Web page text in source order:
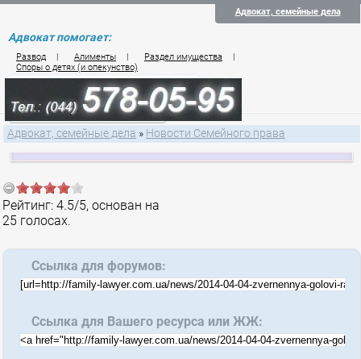
Адвокат, семейные дела
Адвокат помогает:
Развод | Алименты | Раздел имущества
|
Споры о детях (и опекунство)
Цены на услуги по семейному праву
Контакты семейного юриста
Адвокат, семейные дела » Новости Семейного права
Рейтинг: 4.5/5, основан на
25 голосах.
Ссылка для форумов:
Ссылка для Вашего ресурса или ЖЖ: